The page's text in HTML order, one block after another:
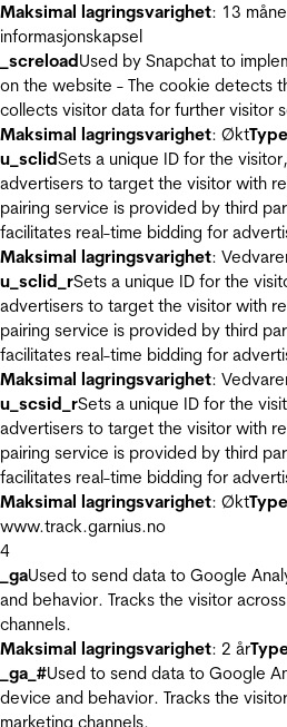
Maksimal lagringsvarighet: 13
informasjonskapsel
_screloadUsed by Snapchat to
on the website - The cookie detects
collects visitor data for further visitor
Maksimal lagringsvarighet: ØktType
u_sclidSets a unique ID for the
advertisers to target the visitor with
pairing service is provided by third
facilitates real-time bidding for
Maksimal lagringsvarighet:
u_sclid_rSets a unique ID for the
advertisers to target the visitor with
pairing service is provided by third
facilitates real-time bidding for
Maksimal lagringsvarighet:
u_scsid_rSets a unique ID for the
advertisers to target the visitor with
pairing service is provided by third
facilitates real-time bidding for
Maksimal lagringsvarighet: ØktType
www.track.garnius.no
4
_gaUsed to send data to Google
and behavior. Tracks the visitor
channels.
Maksimal lagringsvarighet: 2 år
_ga_#Used to send data to Google
device and behavior. Tracks the
marketing channels.